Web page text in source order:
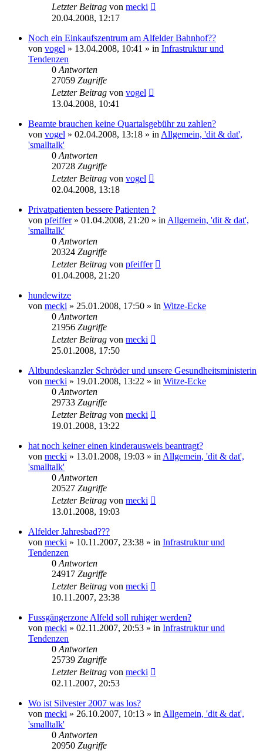
Letzter Beitrag von mecki
20.04.2008, 12:17
Noch ein Einkaufszentrum am Alfelder Bahnhof??
von vogel » 13.04.2008, 10:41 » in Infrastruktur und
Tendenzen
0 Antworten
27059 Zugriffe
Letzter Beitrag von vogel
13.04.2008, 10:41
Beamte brauchen keine Quartalsgebühr zu zahlen?
von vogel » 02.04.2008, 13:18 » in Allgemein, 'dit & dat',
'smalltalk'
0 Antworten
20728 Zugriffe
Letzter Beitrag von vogel
02.04.2008, 13:18
Privatpatienten bessere Patienten ?
von pfeiffer» 01.04.2008, 21:20 » in Allgemein, 'dit & dat',
'smalltalk'
0 Antworten
20324 Zugriffe
Letzter Beitrag von pfeiffer
01.04.2008, 21:20
hundewitze
von mecki » 25.01.2008, 17:50 » in Witze-Ecke
0 Antworten
21956 Zugriffe
Letzter Beitrag von mecki
25.01.2008, 17:50
Altbundeskanzler Schröder und unsere Gesundheitsministerin
von mecki » 19.01.2008, 13:22 » in Witze-Ecke
0 Antworten
29733 Zugriffe
Letzter Beitrag von mecki
19.01.2008, 13:22
hat noch keiner einen kinderausweis beantragt?
von mecki » 13.01.2008, 19:03 » in Allgemein, 'dit & dat',
'smalltalk'
0 Antworten
20527 Zugriffe
Letzter Beitrag von mecki
13.01.2008, 19:03
Alfelder Jahresbad???
von mecki » 10.11.2007, 23:38 » in Infrastruktur und
Tendenzen
0 Antworten
24917 Zugriffe
Letzter Beitrag von mecki
10.11.2007, 23:38
Fussgängerzone Alfeld soll ruhiger werden?
von mecki » 02.11.2007, 20:53 » in Infrastruktur und
Tendenzen
0 Antworten
25739 Zugriffe
Letzter Beitrag von mecki
02.11.2007, 20:53
Wo ist Silvester 2007 was los?
von mecki » 26.10.2007, 10:13 » in Allgemein, 'dit & dat',
'smalltalk'
0 Antworten
20950 Zugriffe